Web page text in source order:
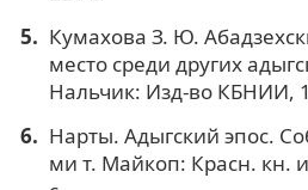
Кумахова З. Ю.
место среди других
Нальчик: Изд-во КБНИИ,
Нарты. Адыгский эпос.
ми т. Майкоп: Красн. кн.